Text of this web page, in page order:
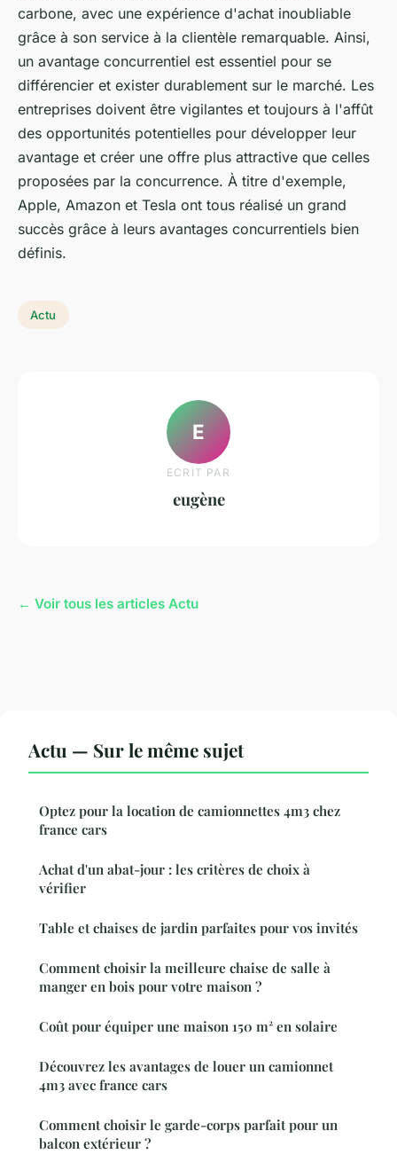
carbone, avec une expérience d'achat inoubliable
grâce à son service à la clientèle remarquable. Ainsi,
un avantage concurrentiel est essentiel pour se
différencier et exister durablement sur le marché. Les
entreprises doivent être vigilantes et toujours à l'affût
des opportunités potentielles pour développer leur
avantage et créer une offre plus attractive que celles
proposées par la concurrence. À titre d'exemple,
Apple, Amazon et Tesla ont tous réalisé un grand
succès grâce à leurs avantages concurrentiels bien
définis.
Actu
E
ECRIT PAR
eugène
← Voir tous les articles Actu
Actu — Sur le même sujet
Optez pour la location de camionnettes 4m3 chez
france cars
Achat d'un abat-jour : les critères de choix à
vérifier
Table et chaises de jardin parfaites pour vos invités
Comment choisir la meilleure chaise de salle à
manger en bois pour votre maison ?
Coût pour équiper une maison 150 m² en solaire
Découvrez les avantages de louer un camionnet
4m3 avec france cars
Comment choisir le garde-corps parfait pour un
balcon extérieur ?